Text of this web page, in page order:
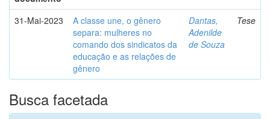
31-Mai-2023
A classe une, o gênero
separa: mulheres no
comando dos sindicatos da
educação e as relações de
gênero
Dantas,
Adenilde
de Souza
Tese
Busca facetada